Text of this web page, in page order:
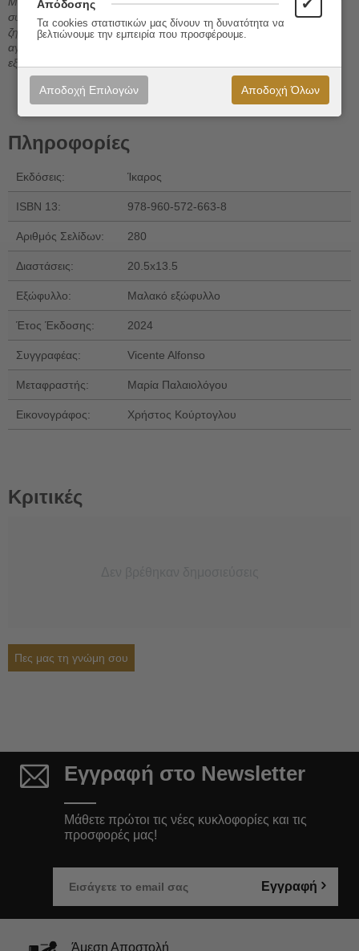
συνθέτοντας ένα σπουδαίο μυθιστόρημα που εξετάζει φλέγοντα
ζητήματα στη Λατινική Αμερική της δεκαετίας του 1970: κοινωνικοί
αγώνες, φυλετικός ρατσισμός, διακίνηση ναρκωτικών, κατάχρηση
εξουσίας.
Πληροφορίες
Εκδόσεις: Ίκαρος
ISBN 13: 978-960-572-663-8
Αριθμός Σελίδων: 280
Διαστάσεις: 20.5x13.5
Εξώφυλλο: Μαλακό εξώφυλλο
Έτος Έκδοσης: 2024
Συγγραφέας: Vicente Alfonso
Μεταφραστής: Μαρία Παλαιολόγου
Εικονογράφος: Χρήστος Κούρτογλου
Κριτικές
Πες μας τη γνώμη σου
Εγγραφή στο Newsletter
Μάθετε πρώτοι τις νέες κυκλοφορίες και τις
προσφορές μας!
Εγγραφή
Άμεση Αποστολή
Απόδοσης ✔
Τα cookies στατιστικών μας δίνουν τη δυνατότητα να
βελτιώνουμε την εμπειρία που προσφέρουμε.
Αποδοχή Επιλογών Αποδοχή Όλων